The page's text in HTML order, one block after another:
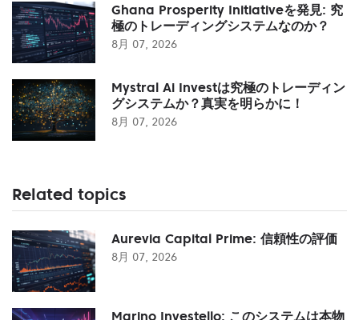
Ghana Prosperity Initiativeを発見: 究
極のトレーディングシステムなのか？
8月 07, 2026
Mystral Ai Investは究極のトレーディン
グシステムか？真実を明らかに！
8月 07, 2026
Related topics
Aurevia Capital Prime: 信頼性の評価
8月 07, 2026
Marino Investello: このシステムは本物